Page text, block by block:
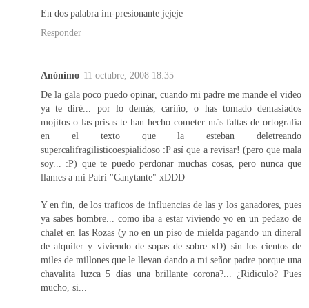
En dos palabra im-presionante jejeje
Responder
Anónimo 11 octubre, 2008 18:35
De la gala poco puedo opinar, cuando mi padre me mande el video
ya te diré... por lo demás, cariño, o has tomado demasiados
mojitos o las prisas te han hecho cometer más faltas de ortografía
en el texto que la esteban deletreando
supercalifragilisticoespialidoso :P así que a revisar! (pero que mala
soy... :P) que te puedo perdonar muchas cosas, pero nunca que
llames a mi Patri "Canytante" xDDD
Y en fin, de los traficos de influencias de las y los ganadores, pues
ya sabes hombre... como iba a estar viviendo yo en un pedazo de
chalet en las Rozas (y no en un piso de mielda pagando un dineral
de alquiler y viviendo de sopas de sobre xD) sin los cientos de
miles de millones que le llevan dando a mi señor padre porque una
chavalita luzca 5 días una brillante corona?... ¿Ridiculo? Pues
mucho, si...